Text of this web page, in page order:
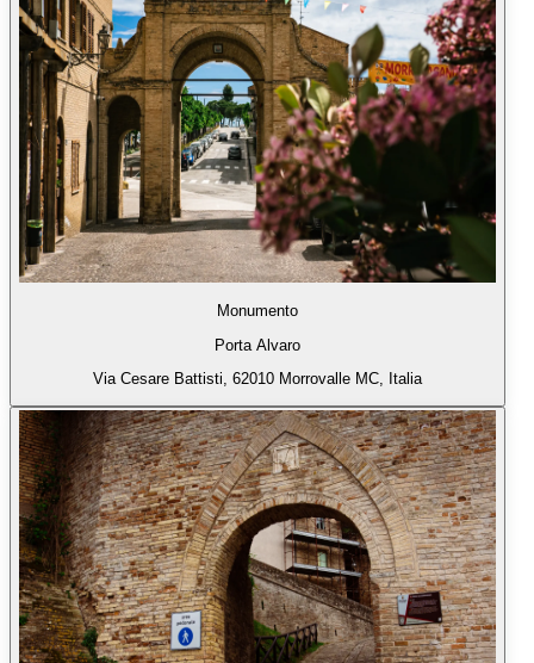
Monumento
Porta Alvaro
Via Cesare Battisti, 62010 Morrovalle MC, Italia